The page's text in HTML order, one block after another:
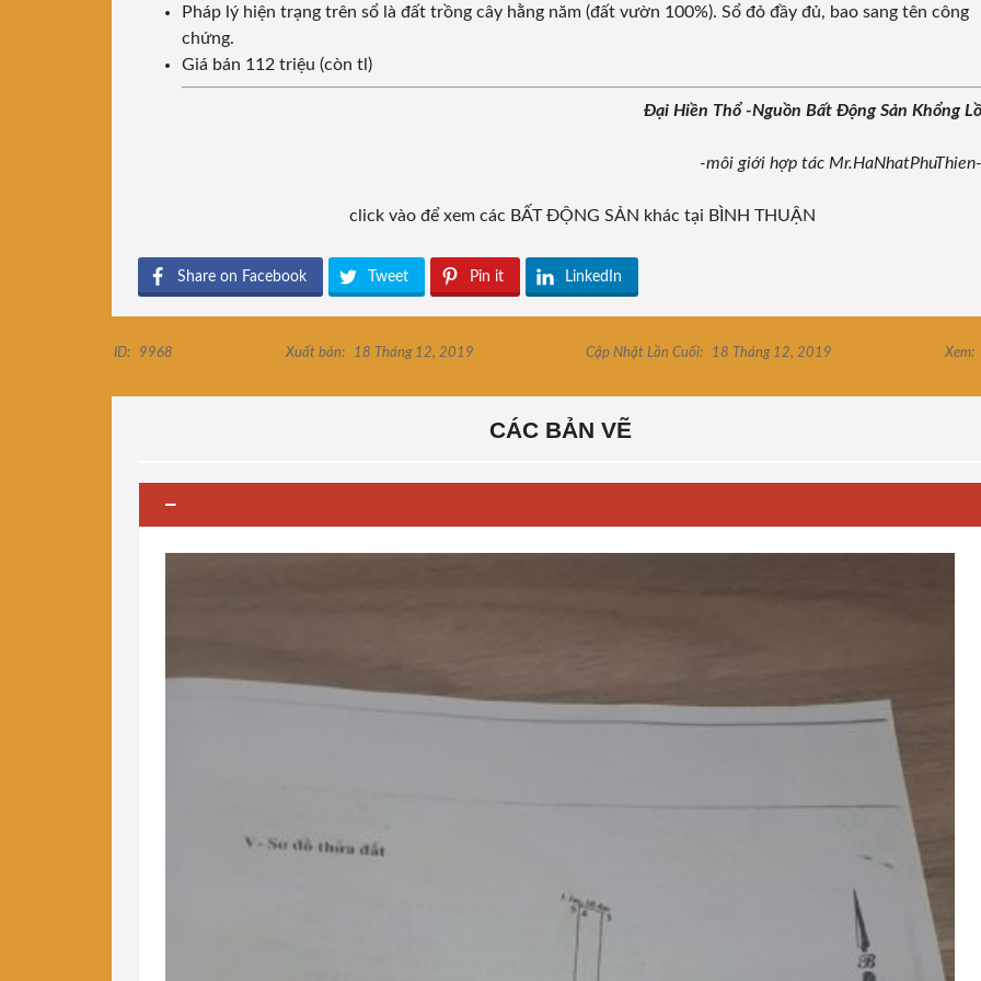
Pháp lý hiện trạng trên sổ là đất trồng cây hằng năm (đất vườn 100%). Sổ đỏ đầy đủ, bao sang tên công
chứng.
Giá bán 112 triệu (còn tl)
Đại Hiền Thổ -Nguồn Bất Động Sản Khổng Lồ
-môi giới hợp tác Mr.HaNhatPhuThien-
click vào để xem các BẤT ĐỘNG SẢN khác tại BÌNH THUẬN
Share on Facebook Tweet Pin it LinkedIn
ID: 9968 Xuất bản: 18 Tháng 12, 2019 Cập Nhật Lần Cuối: 18 Tháng 12, 2019 Xem:
CÁC BẢN VẼ